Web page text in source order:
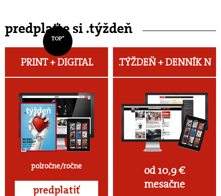
predplaťte si .týždeň
TOP*
PRINT + DIGITAL
polročne/ročne
predplatiť
.TÝŽDEŇ +DENNÍK N
od 10,9 €
mesačne